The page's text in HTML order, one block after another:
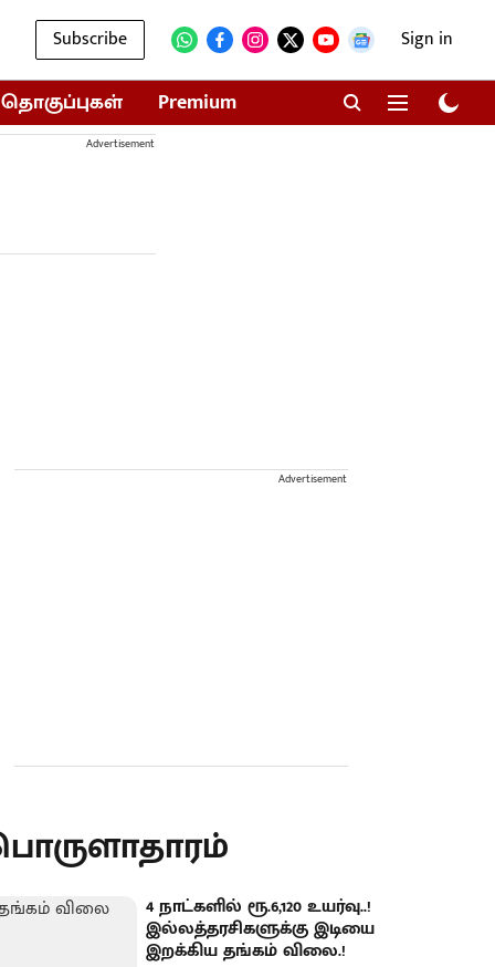
Subscribe Sign in
தொகுப்புகள் Premium
Advertisement
Advertisement
4 நாட்களில் ரூ.6,120 உயர்வு..!
இல்லத்தரசிகளுக்கு இடியை
இறக்கிய தங்கம் விலை.!